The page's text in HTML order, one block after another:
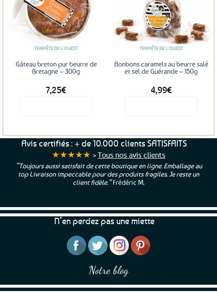
Ajouter
aux
favoris
TEMPÊTE DE L'OUEST
Gâteau breton pur beurre de
Bretagne – 300g
7,25€
favoris
TEMPÊTE DE L'OUEST
Bonbons caramels au beurre salé
et sel de Guérande – 150g
4,99€
Avis certifiés : + de 10.000 clients SATISFAITS
★★★★★ > Tous nos avis clients
“Toujours aussi satisfait de cette boutique en ligne. Emballage au
top Livraison impeccable pour des produits fragiles. Je reste un
client fidèle.”Frédéric M.
N’en perdez pas une miette
Notre blog